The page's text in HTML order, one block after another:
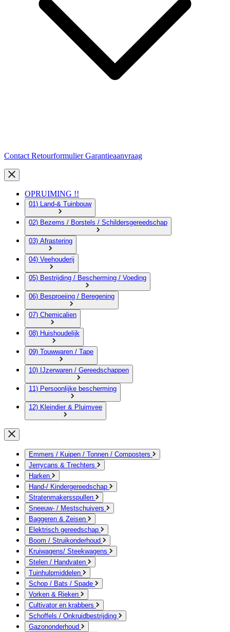
Contact RetourformulierGarantieaanvraag
OPRUIMING !!
01) Land-& Tuinbouw
02) Bezems / Borstels / Schildersgereedschap
03) Afrastering
04) Veehouderij
05) Bestrijding / Bescherming / Voeding
06) Besproeiing / Beregening
07) Chemicalien
08) Huishoudelijk
09) Touwwaren / Tape
10) IJzerwaren / Gereedschappen
11) Persoonlijke bescherming
12) Kleindier & Pluimvee
Emmers / Kuipen / Tonnen / Composters
Jerrycans & Trechters
Harken
Hand-/ Kindergereedschap
Stratenmakersspullen
Sneeuw- / Mestschuivers
Baggeren & Zeisen
Elektrisch gereedschap
Boom / Struikonderhoud
Kruiwagens/ Steekwagens
Stelen / Handvaten
Tuinhulpmiddelen
Schop / Bats / Spade
Vorken & Rieken
Cultivator en krabbers
Schoffels / Onkruidbestrijding
Gazononderhoud